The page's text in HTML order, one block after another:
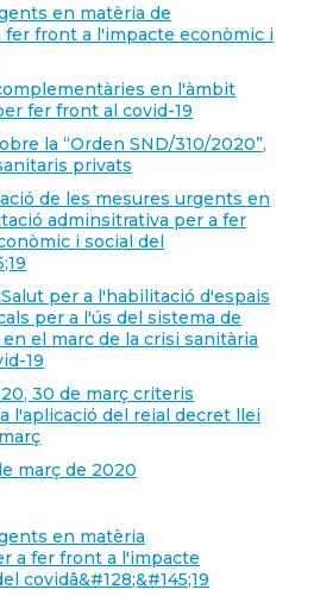
en matèria de
fer front a l'impacte econòmic i
en l'àmbit
fer front al covid-19
la “Orden SND/310/2020”,
privats
de les mesures urgents en
adminsitrativa per a fer
i social del
per a l'habilitació d'espais
per a l'ús del sistema de
el marc de la crisi sanitària
19
30 de març criteris
l'aplicació del reial decret llei
març de 2020
en matèria
a fer front a l'impacte
covidâ&#128;&#145;19